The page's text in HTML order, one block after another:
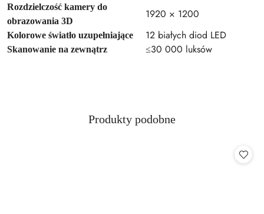
Rozdzielczość kamery do
obrazowania 3D
1920 × 1200
Kolorowe światło uzupełniające 12 białych diod LED
Skanowanie na zewnątrz ≤30 000 luksów
Pomiń karuzelę produktów
Produkty
Produkty podobne